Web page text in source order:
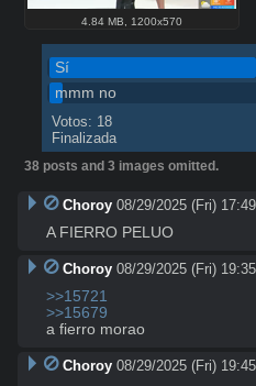
4.84 MB 1200x570
Sí
mmm no
Votos: 18
Finalizada
38 posts and 3 images omitted.
Choroy 08/29/2025 (Fri)
A FIERRO PELUO
Choroy 08/29/2025 (Fri)
>>15721
>>15679
a fierro morao
Choroy 08/29/2025 (Fri)